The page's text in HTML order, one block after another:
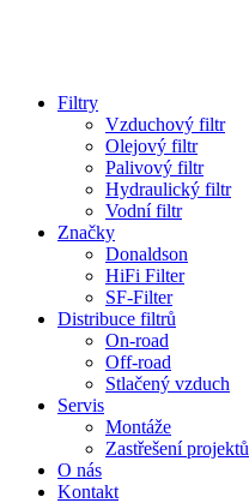
Filtry
Vzduchový filtr
Olejový filtr
Palivový filtr
Hydraulický filtr
Vodní filtr
Značky
Donaldson
HiFi Filter
SF-Filter
Distribuce filtrů
On-road
Off-road
Stlačený vzduch
Servis
Montáže
Zastřešení projektů
O nás
Kontakt